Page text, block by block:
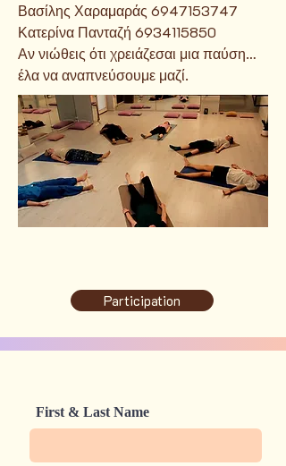
Βασίλης Χαραμαράς 6947153747
Κατερίνα Πανταζή 6934115850
Αν νιώθεις ότι χρειάζεσαι μια παύση…
έλα να αναπνεύσουμε μαζί.
Participation
First & Last Name